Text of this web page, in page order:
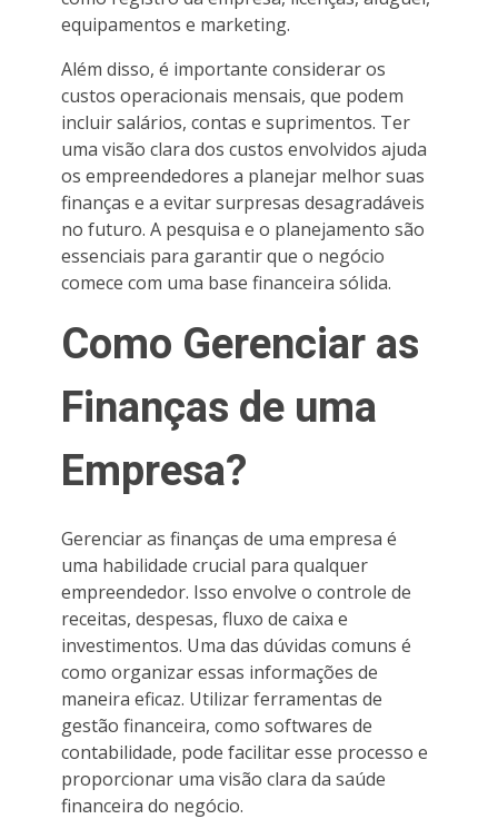
equipamentos e marketing.
Além disso, é importante considerar os
custos operacionais mensais, que podem
incluir salários, contas e suprimentos. Ter
uma visão clara dos custos envolvidos ajuda
os empreendedores a planejar melhor suas
finanças e a evitar surpresas desagradáveis
no futuro. A pesquisa e o planejamento são
essenciais para garantir que o negócio
comece com uma base financeira sólida.
Como Gerenciar as
Finanças de uma
Empresa?
Gerenciar as finanças de uma empresa é
uma habilidade crucial para qualquer
empreendedor. Isso envolve o controle de
receitas, despesas, fluxo de caixa e
investimentos. Uma das dúvidas comuns é
como organizar essas informações de
maneira eficaz. Utilizar ferramentas de
gestão financeira, como softwares de
contabilidade, pode facilitar esse processo e
proporcionar uma visão clara da saúde
financeira do negócio.